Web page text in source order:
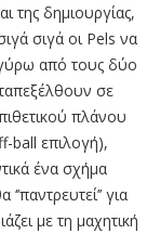
της δημιουργίας,
σιγά οι Pels να
από τους δύο
σε
πλάνου
ball επιλογή),
ένα σχήμα
για
με τη μαχητική